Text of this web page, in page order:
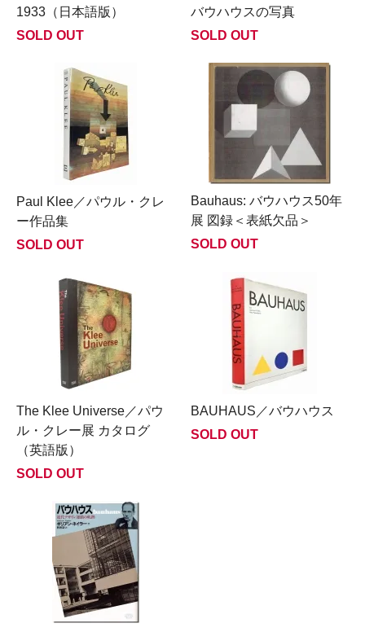
1933（日本語版）
SOLD OUT
バウハウスの写真
SOLD OUT
Paul Klee／パウル・クレ
ー作品集
SOLD OUT
Bauhaus: バウハウス50年
展 図録＜表紙欠品＞
SOLD OUT
The Klee Universe／パウ
ル・クレー展 カタログ
（英語版）
SOLD OUT
BAUHAUS／バウハウス
SOLD OUT